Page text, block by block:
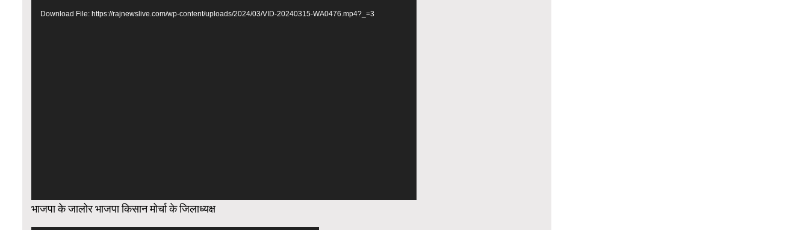
Player
Download File: https://rajnewslive.com/wp-content/uploads/2024/03/VID-20240315-WA0476.mp4?_=3
भाजपा के जालोर भाजपा किसान मोर्चा के जिलाध्यक्ष